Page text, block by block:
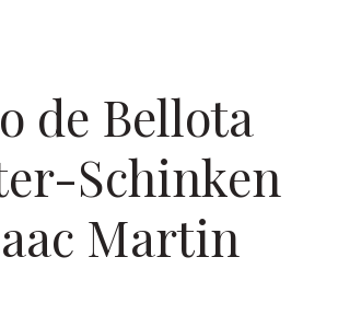
de Bellota
Schinken
Martin